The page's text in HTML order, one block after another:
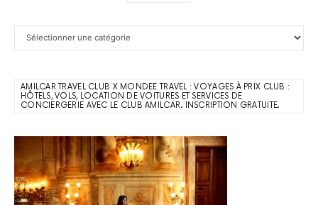
AMILCAR TRAVEL CLUB X MONDEE TRAVEL : VOYAGES À PRIX CLUB :
HÔTELS, VOLS, LOCATION DE VOITURES ET SERVICES DE
CONCIERGERIE AVEC LE CLUB AMILCAR. INSCRIPTION GRATUITE.